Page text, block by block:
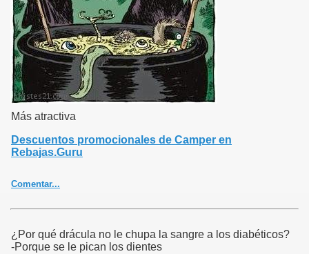
top:5px;}.ver3{text-align:left;padding-right:5px;}.tagcloud{font:bold
100% 'Verdana';text-align:center;padding-top:20px;padding-
bottom:20px;}.tagcloud a{color:#a0a0a0;text-
decoration:none;}.tf1{font-size:90%;}.tf2{font-size:125%;}.tf3{font-
size:160%;}.tf4{font-size:220%;}.tf5{font-size:300%;}
Más atractiva
Descuentos promocionales de Camper en
Rebajas.Guru
Comentar...
¿Por qué drácula no le chupa la sangre a los diabéticos?
-Porque se le pican los dientes